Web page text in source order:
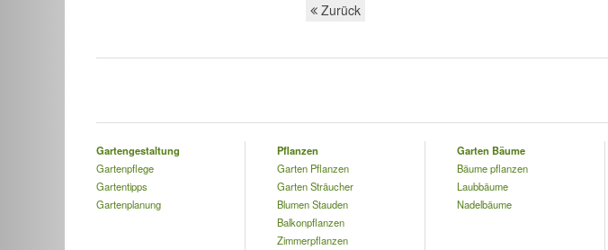
Zurück
Gartengestaltung
Gartenpflege
Gartentipps
Gartenplanung
Pflanzen
Garten Pflanzen
Garten Sträucher
Blumen Stauden
Balkonpflanzen
Zimmerpflanzen
Garten Bäume
Bäume pflanzen
Laubbäume
Nadelbäume